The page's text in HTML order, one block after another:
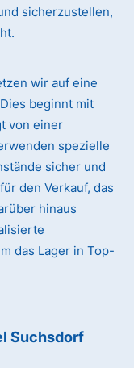
sicherzustellen,
wir auf eine
beginnt mit
von einer
spezielle
sicher und
den Verkauf, das
hinaus
das Lager in Top-
Suchsdorf